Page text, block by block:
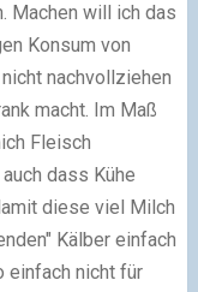
Machen will ich das
Konsum von
nachvollziehen
macht. Im Maß
Fleisch
dass Kühe
diese viel Milch
Kälber einfach
einfach nicht für